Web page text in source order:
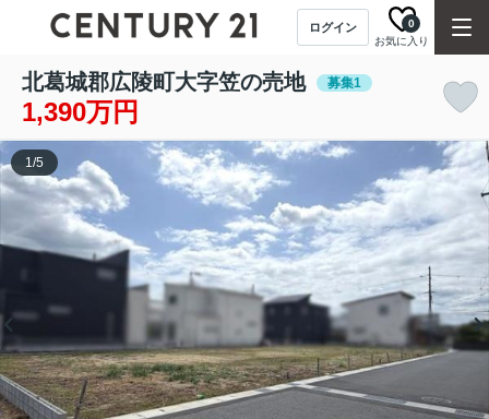
ログイン
お気に入り
0
北葛城郡広陵町大字笠の売地 募集1
1,390万円
1/5